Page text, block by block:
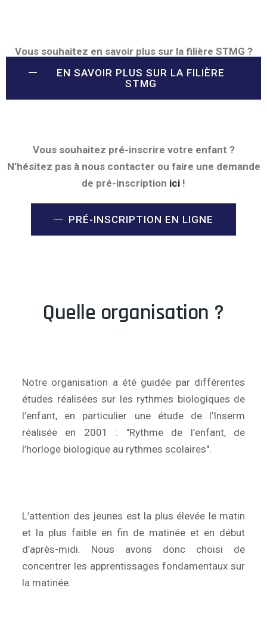
Vous souhaitez en savoir plus sur la filière STMG ?
EN SAVOIR PLUS SUR LA FILIÈRE
STMG
Vous souhaitez pré-inscrire votre enfant ?
N’hésitez pas à nous contacter ou faire une demande
de pré-inscription ici !
PRÉ-INSCRIPTION EN LIGNE
Quelle organisation ?
Notre organisation a été guidée par différentes
études réalisées sur les rythmes biologiques de
l’enfant, en particulier une étude de l’Inserm
réalisée en 2001 : "Rythme de l’enfant, de
l’horloge biologique au rythmes scolaires".
L’attention des jeunes est la plus élevée le matin
et la plus faible en fin de matinée et en début
d’après-midi. Nous avons donc choisi de
concentrer les apprentissages fondamentaux sur
la matinée.